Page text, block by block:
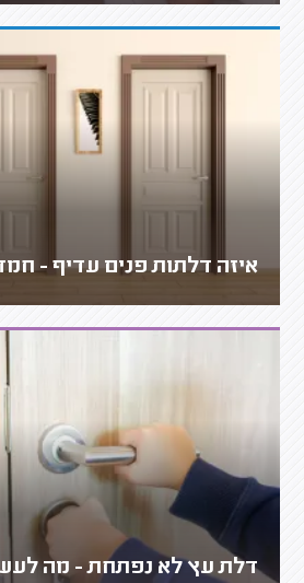
איזה דלתות פנים עדיף -
דלת עץ לא נפתחת - מה